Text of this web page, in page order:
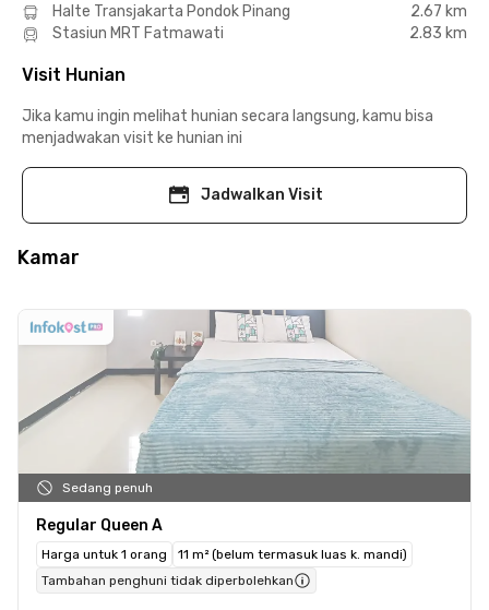
Halte Transjakarta Pondok Pinang
2.67 km
Stasiun MRT Fatmawati
2.83 km
Visit Hunian
Jika kamu ingin melihat hunian secara langsung, kamu bisa
menjadwakan visit ke hunian ini
Jadwalkan Visit
Kamar
Sedang penuh
Regular Queen A
Harga untuk 1 orang
11 m² (belum termasuk luas k. mandi)
Tambahan penghuni tidak diperbolehkan